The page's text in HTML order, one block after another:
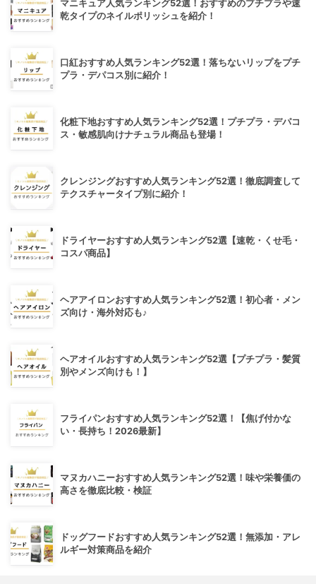
マニキュア人気ランキング52選！おすすめのプチプラや速
乾タイプのネイルポリッシュを紹介！
口紅おすすめ人気ランキング52選！落ちないリップをプチ
プラ・デパコス別に紹介！
化粧下地おすすめ人気ランキング52選！プチプラ・デパコ
ス・敏感肌向けナチュラル商品も登場！
クレンジングおすすめ人気ランキング52選！徹底調査して
テクスチャータイプ別に紹介！
ドライヤーおすすめ人気ランキング52選【速乾・くせ毛・
コスパ商品】
ヘアアイロンおすすめ人気ランキング52選！初心者・メン
ズ向け・海外対応も♪
ヘアオイルおすすめ人気ランキング52選【プチプラ・髪質
別やメンズ向けも！】
フライパンおすすめ人気ランキング52選！【焦げ付かな
い・長持ち！2026最新】
マヌカハニーおすすめ人気ランキング52選！味や栄養価の
高さを徹底比較・検証
ドッグフードおすすめ人気ランキング52選！無添加・アレ
ルギー対策商品を紹介